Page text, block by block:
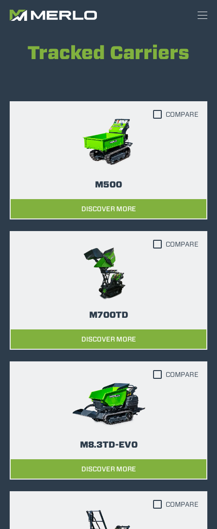
Tracked Carriers
M500
DISCOVER MORE
COMPARE
M700TD
DISCOVER MORE
COMPARE
M8.3TD-EVO
DISCOVER MORE
COMPARE
COMPARE